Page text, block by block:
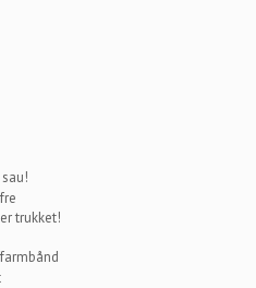
trukket!